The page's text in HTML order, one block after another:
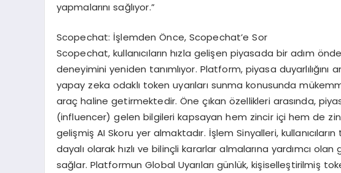
yapmalarını sağlıyor.”
Scopechat: İşlemden Önce, Scopechat’e Sor
Scopechat, kullanıcıların hızla gelişen piyasada bir adım
deneyimini yeniden tanımlıyor. Platform, piyasa
yapay zeka odaklı token uyarıları sunma konusunda
araç haline getirmektedir. Öne çıkan özellikleri arasında,
(influencer) gelen bilgileri kapsayan hem zincir içi hem de
gelişmiş AI Skoru yer almaktadır. İşlem Sinyalleri,
dayalı olarak hızlı ve bilinçli kararlar almalarına yardımcı
sağlar. Platformun Global Uyarıları günlük, kişiselleştirilmiş